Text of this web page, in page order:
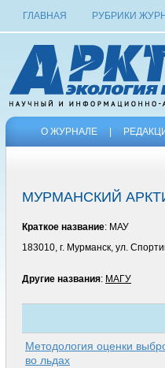
ГЛАВНАЯ РУБРИКИ
О ЖУРНАЛЕ
МУРМАНСКИЙ
Краткое название: МАУ
183010, г. Мурманск, ул.
Другие названия: МАГУ
Методология оценки
во льдах